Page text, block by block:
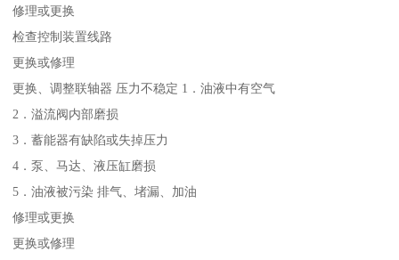
修理或更换
检查控制装置线路
更换或修理
更换、调整联轴器 压力不稳定 1．油液中有空气
2．溢流阀内部磨损
3．蓄能器有缺陷或失掉压力
4．泵、马达、液压缸磨损
5．油液被污染 排气、堵漏、加油
修理或更换
更换或修理